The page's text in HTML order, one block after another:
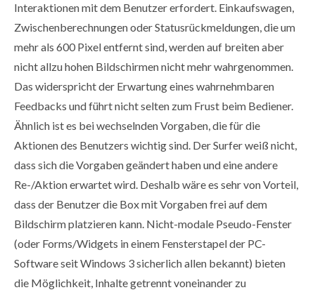
Interaktionen mit dem Benutzer erfordert. Einkaufswagen,
Zwischenberechnungen oder Statusrückmeldungen, die um
mehr als 600 Pixel entfernt sind, werden auf breiten aber
nicht allzu hohen Bildschirmen nicht mehr wahrgenommen.
Das widerspricht der Erwartung eines wahrnehmbaren
Feedbacks und führt nicht selten zum Frust beim Bediener.
Ähnlich ist es bei wechselnden Vorgaben, die für die
Aktionen des Benutzers wichtig sind. Der Surfer weiß nicht,
dass sich die Vorgaben geändert haben und eine andere
Re-/Aktion erwartet wird. Deshalb wäre es sehr von Vorteil,
dass der Benutzer die Box mit Vorgaben frei auf dem
Bildschirm platzieren kann. Nicht-modale Pseudo-Fenster
(oder Forms/Widgets in einem Fensterstapel der PC-
Software seit Windows 3 sicherlich allen bekannt) bieten
die Möglichkeit, Inhalte getrennt voneinander zu